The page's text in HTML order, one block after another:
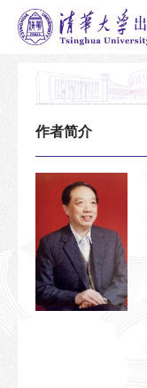
作者简介